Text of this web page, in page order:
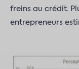
freins au crédit.
entrepreneurs